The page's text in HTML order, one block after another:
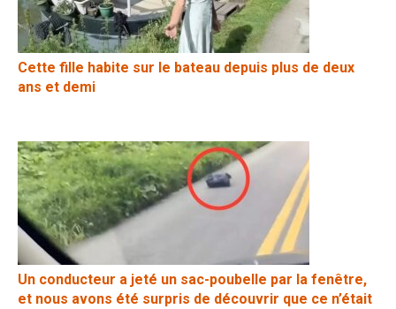
Cette fille habite sur le bateau depuis plus de deux
ans et demi
Un conducteur a jeté un sac-poubelle par la fenêtre,
et nous avons été surpris de découvrir que ce n’était